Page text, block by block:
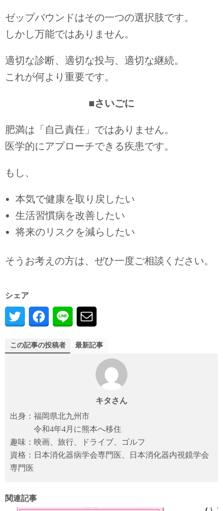
ゼップバウンドはその一つの選択肢です。
しかし万能ではありません。
適切な診断、適切な投与、適切な継続。
これが何より重要です。
■さいごに
肥満は「自己責任」ではありません。
医学的にアプローチできる疾患です。
もし、
本気で健康を取り戻したい
生活習慣病を改善したい
将来のリスクを減らしたい
そうお考えの方は、ぜひ一度ご相談ください。
シェア
この記事の投稿者 最新記事
キタさん
出身：福岡県北九州市
令和4年4月に熊本へ移住
趣味：映画、旅行、ドライブ、ゴルフ
資格：日本消化器病学会専門医、日本消化器内視鏡学会
専門医
関連記事